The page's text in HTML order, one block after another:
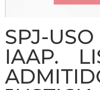
SPJ-
IAAP.